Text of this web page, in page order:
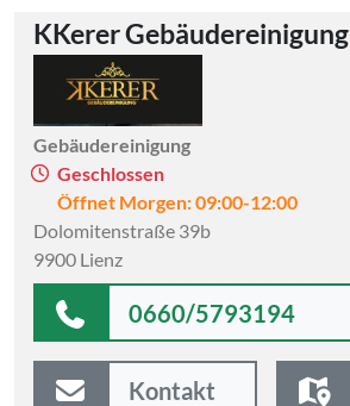
KKerer Gebäudereinigung
Gebäudereinigung
Geschlossen
Öffnet Morgen: 09:00-12:00
Dolomitenstraße 39b
9900 Lienz
0660/5793194
Kontakt